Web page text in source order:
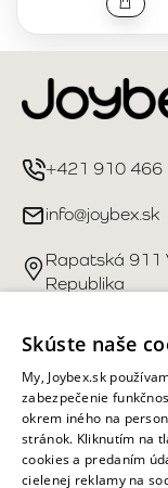
+421 910 466
info@joybex.sk
Rapatská 911
Republika
Užitočné
Účet
Informácie
Skúste naše
My, Joybex.sk
zabezpečenie
okrem iného na
stránok. Kliknutím na
cookies a predaním
cielenej reklamy na